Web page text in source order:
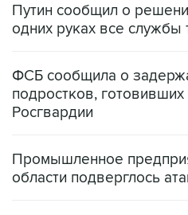
Путин сообщил о
одних руках все
ФСБ сообщила о
подростков,
Росгвардии
Промышленное
области подверглось